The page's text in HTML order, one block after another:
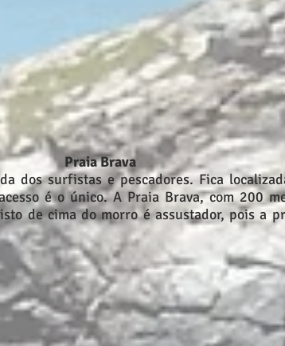
Praia Brava
dos surfistas e pescadores. Fica
é o único. A Praia Brava, com 200
de cima do morro é assustador, pois a